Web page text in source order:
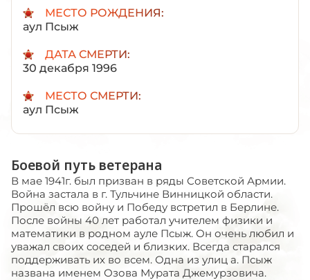
МЕСТО РОЖДЕНИЯ:
аул Псыж
ДАТА СМЕРТИ:
30 декабря 1996
МЕСТО СМЕРТИ:
аул Псыж
Боевой путь ветерана
В мае 1941г. был призван в ряды Советской Армии.
Война застала в г. Тульчине Винницкой области.
Прошёл всю войну и Победу встретил в Берлине.
После войны 40 лет работал учителем физики и
математики в родном ауле Псыж. Он очень любил и
уважал своих соседей и близких. Всегда старался
поддерживать их во всем. Одна из улиц а. Псыж
названа именем Озова Мурата Джемурзовича.